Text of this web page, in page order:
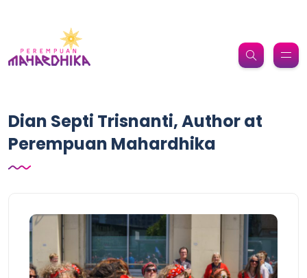
Dian Septi Trisnanti, Author at
Perempuan Mahardhika